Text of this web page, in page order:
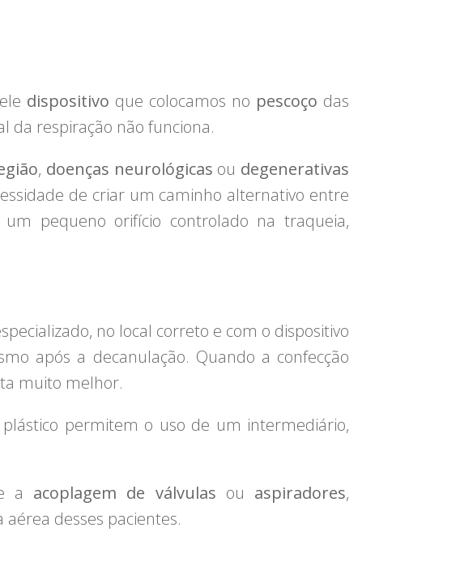
dispositivo que colocamos no pescoço das
da respiração não funciona.
, doenças neurológicas ou degenerativas
de criar um caminho alternativo entre
um pequeno orifício controlado na traqueia,
no local correto e com o dispositivo
após a decanulação. Quando a confecção
muito melhor.
permitem o uso de um intermediário,
a acoplagem de válvulas ou aspiradores,
desses pacientes.